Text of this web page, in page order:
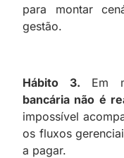
para montar
gestão.
Hábito 3. Em
bancária não é
impossível
os fluxos
a pagar.